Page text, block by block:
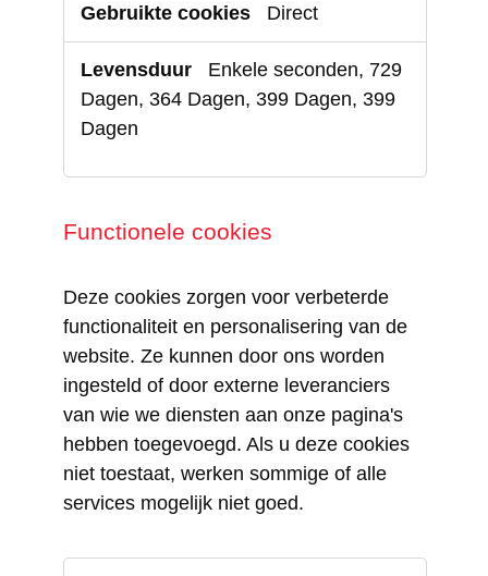
Direct
Enkele seconden, 729
Dagen, 364 Dagen, 399 Dagen, 399
Dagen
Functionele cookies
Deze cookies zorgen voor verbeterde
functionaliteit en personalisering van de
website. Ze kunnen door ons worden
ingesteld of door externe leveranciers
van wie we diensten aan onze pagina's
hebben toegevoegd. Als u deze cookies
niet toestaat, werken sommige of alle
services mogelijk niet goed.
Functionele